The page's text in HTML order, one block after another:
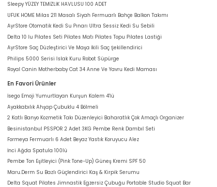
Sleepy YÜZEY TEMİZLİK HAVLUSU 100 ADET
UFUK HOME Milas 211 Masalı Siyah Fermuarlı Bahçe Balkon Takımı
AyrStore Otomatik Kedi Su Pınarı Ultra Sessiz Kedi Su Sebili
Delta 10 lu Pilates Seti Pilates Matı Pilates Topu Pilates Lastiği
AyrStore Saç Düzleştirici Ve Maşa İkili Saç Şekillendirici
Philips 5000 Serisi Islak Kuru Robot Süpürge
Royal Canin Motherbaby Cat 34 Anne Ve Yavru Kedi Maması
En Favori Ürünler
İsego Emoji Yumurtlayan Kurşun Kalem 4'lü
Ayakkabılık Ahşap Çubuklu 4 Bölmeli
2 Katlı Banyo Kozmetik Takı Düzenleyici Baharatlık Çok Amaçlı Organizer
Besinistanbul PSSPOR 2 Adet 3KG Pembe Renk Dambıl Seti
Formeya Fermuarlı 6 Adet Beyaz Yastık Koruyucu Alez
İnci Ağda Spatula 100lü
Pembe Ton Eşitleyici (Pink Tone-Up) Güneş Kremi SPF 50
Maru.Derm Su Bazlı Güçlendirici Kaş & Kirpik Serumu
Delta Squat Pilates Jimnastik Egzersiz Çubuğu Portable Studio Squat Bar